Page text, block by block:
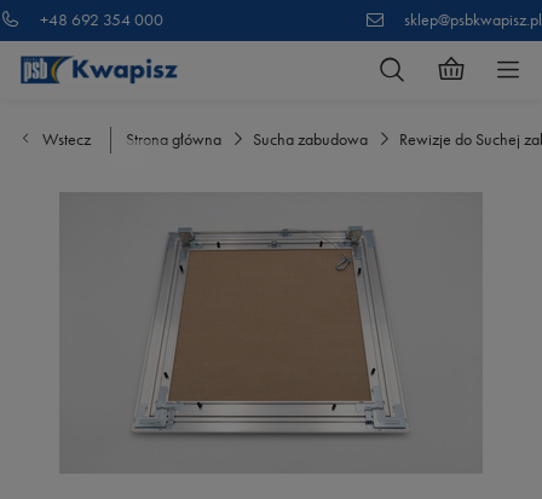
+48 692 354 000 sklep@psbkwapisz.pl
Wstecz Strona główna Sucha zabudowa Rewizje do Suchej